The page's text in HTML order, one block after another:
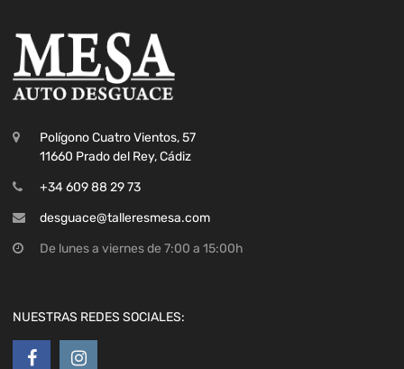
Polígono Cuatro Vientos, 57
11660 Prado del Rey, Cádiz
+34 609 88 29 73
desguace@talleresmesa.com
De lunes a viernes de 7:00 a 15:00h
NUESTRAS REDES SOCIALES: